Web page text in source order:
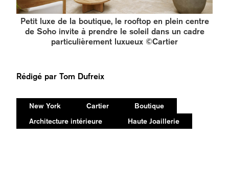
Petit luxe de la boutique, le rooftop en plein centre
de Soho invite à prendre le soleil dans un cadre
particulièrement luxueux ©Cartier
Rédigé par Tom Dufreix
New York Cartier
Boutique
Architecture intérieure
Haute Joaillerie